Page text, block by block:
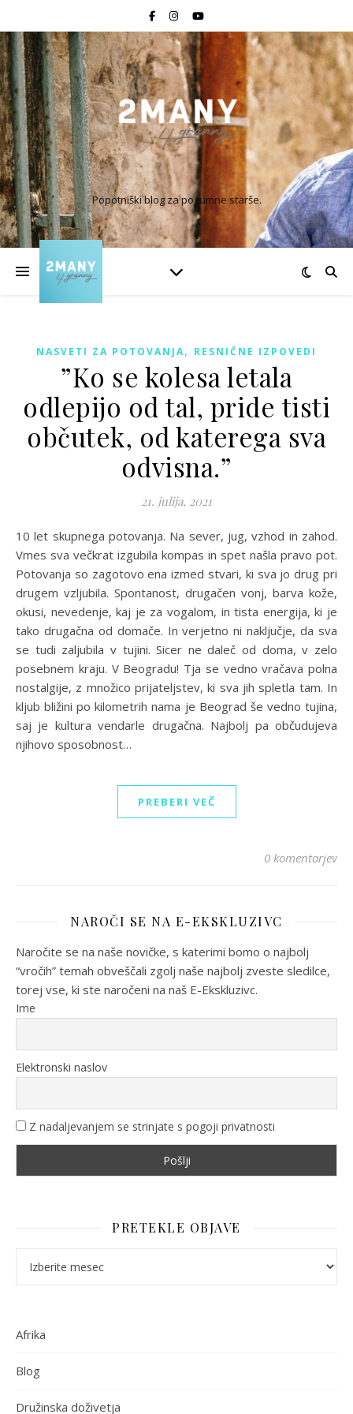
Popotniški blog za pogumne starše.
NASVETI ZA POTOVANJA, RESNIČNE IZPOVEDI
”Ko se kolesa letala
odlepijo od tal, pride tisti
občutek, od katerega sva
odvisna.”
21. julija, 2021
10 let skupnega potovanja. Na sever, jug, vzhod in zahod.
Vmes sva večkrat izgubila kompas in spet našla pravo pot.
Potovanja so zagotovo ena izmed stvari, ki sva jo drug pri
drugem vzljubila. Spontanost, drugačen vonj, barva kože,
okusi, nevedenje, kaj je za vogalom, in tista energija, ki je
tako drugačna od domače. In verjetno ni naključje, da sva
se tudi zaljubila v tujini. Sicer ne daleč od doma, v zelo
posebnem kraju. V Beogradu! Tja se vedno vračava polna
nostalgije, z množico prijateljstev, ki sva jih spletla tam. In
kljub bližini po kilometrih nama je Beograd še vedno tujina,
saj je kultura vendarle drugačna. Najbolj pa občudujeva
njihovo sposobnost…
PREBERI VEČ
0 komentarjev
NAROČI SE NA E-EKSKLUZIVC
Naročite se na naše novičke, s katerimi bomo o najbolj
“vročih” temah obveščali zgolj naše najbolj zveste sledilce,
torej vse, ki ste naročeni na naš E-Ekskluzivc.
Ime
Elektronski naslov
Z nadaljevanjem se strinjate s pogoji privatnosti
PRETEKLE OBJAVE
Afrika
Blog
Družinska doživetja